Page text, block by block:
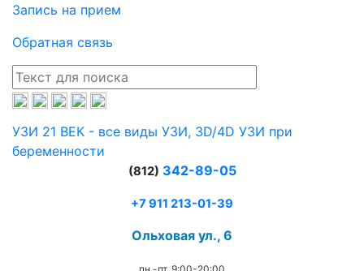
Запись на прием
Обратная связь
УЗИ 21 ВЕК - все виды УЗИ, 3D/4D УЗИ при
беременности
(812) 342-89-05
+7 911 213-01-39
Ольховая ул., 6